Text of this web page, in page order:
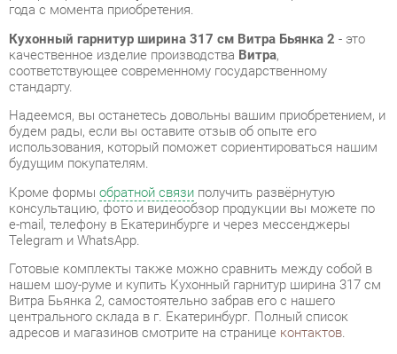
Надеемся, вы останетесь довольны вашим приобретением, и
будем рады, если вы оставите отзыв об опыте его
использования, который поможет сориентироваться нашим
будущим покупателям.
Кроме формы
консультацию, фото и видеообзор продукции вы можете по
e-mail, телефону в Екатеринбурге и через мессенджеры
Telegram и WhatsApp.
Готовые комплекты также можно сравнить между собой в
Витра Бьянка 2, самостоятельно забрав его с нашего
центрального склада в г. Екатеринбург. Полный список
адресов и магазинов смотрите на страницеконтактов.
Стиль интерьера Современный
Угловой модуль
Нет
Шкаф под встроенную
технику Есть